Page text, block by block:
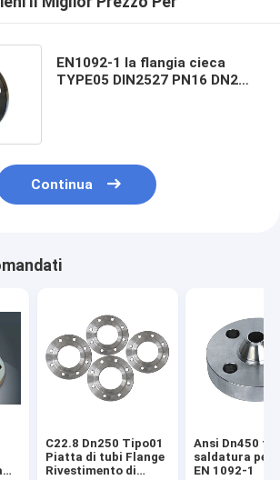
EN1092-1 la flangia cieca
TYPE05 DIN2527 PN16 DN200
Continua
C22.8 Dn250 Tipo01
Piatta di tubi Flange
Rivestimento di
Ansi Dn450
saldatura per
EN 1092-1